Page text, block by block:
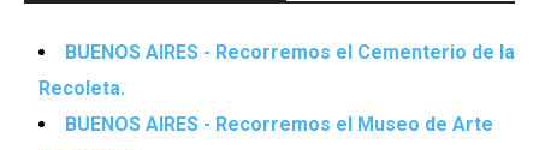
BUENOS AIRES - Recorremos el Cementerio de la
Recoleta.
BUENOS AIRES - Recorremos el Museo de Arte